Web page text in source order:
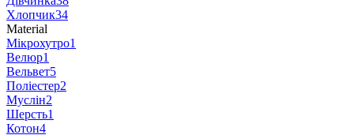
Хлопчик34
Material
Мікрохутро1
Велюр1
Вельвет5
Поліестер2
Муслін2
Шерсть1
Котон4